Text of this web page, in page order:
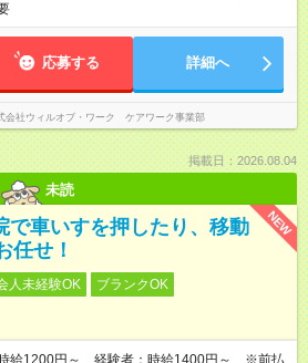
応募する 詳細へ
会社ウィルオブ・ワーク ケアワーク事業部
掲載日：2026.08.04
未読
NEW
で車いすを押したり、移動
任せ！
人未経験OK
ブランクOK
給1200円～ 経験者：時給1400円～ ※前払